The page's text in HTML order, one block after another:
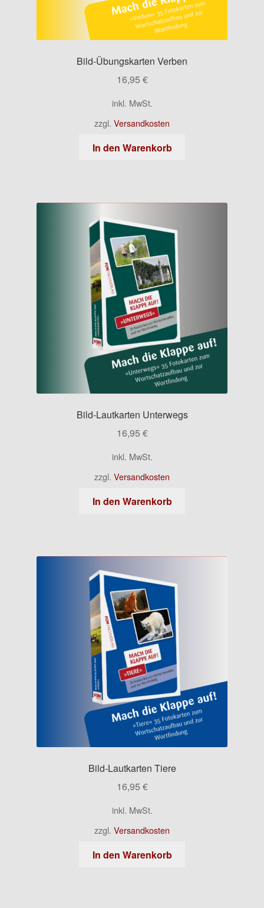
Bild-Übungskarten Verben
16,95 €
inkl. MwSt.
zzgl. Versandkosten
In den Warenkorb
Bild-Lautkarten Unterwegs
16,95 €
inkl. MwSt.
zzgl. Versandkosten
In den Warenkorb
Bild-Lautkarten Tiere
16,95 €
inkl. MwSt.
zzgl. Versandkosten
In den Warenkorb